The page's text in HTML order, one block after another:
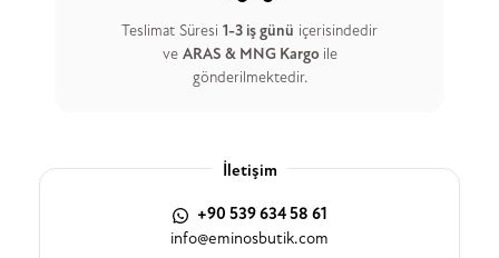
Teslimat Süresi 1-3 iş günü içerisindedir
ve ARAS & MNG Kargo ile
gönderilmektedir.
İletişim
+90 539 634 58 61
info@eminosbutik.com